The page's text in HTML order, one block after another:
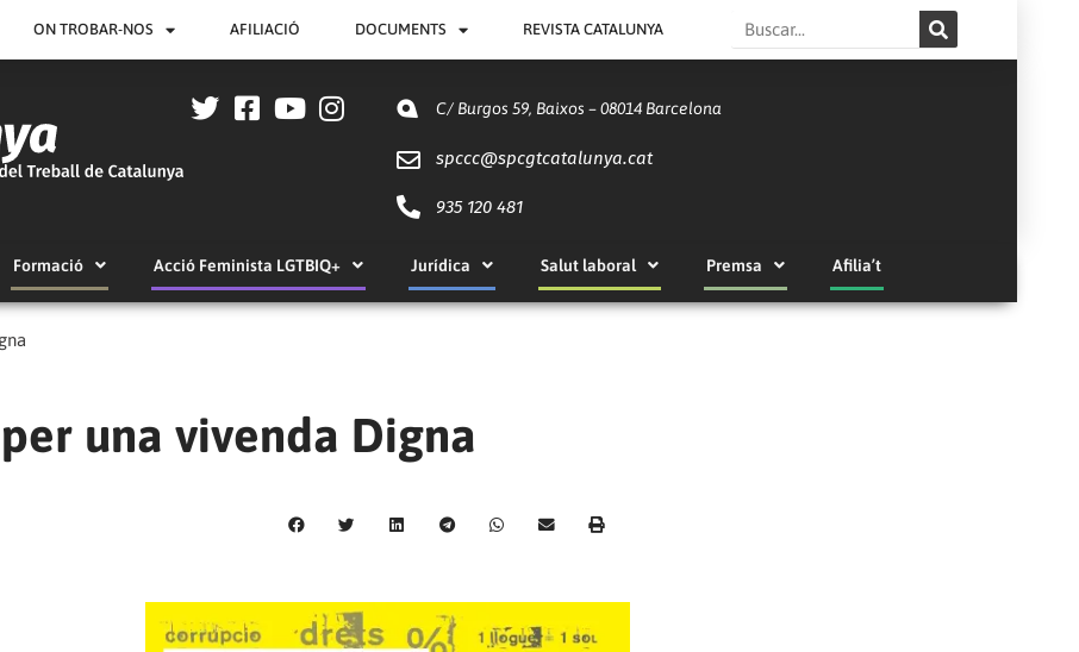
ON TROBAR-NOS AFILIACIÓ DOCUMENTS REVISTA CATALUNYA Search
C/ Burgos 59, Baixos – 08014 Barcelona
spccc@spcgtcatalunya.cat
935 120 481
Formació Acció Feminista LGTBIQ+ Jurídica Salut laboral Premsa Afilia’t
una vivenda Digna